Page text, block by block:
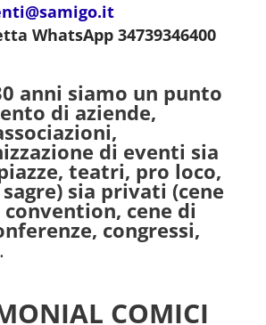
WhatsApp 34739346400
anni siamo un punto
di aziende,
di eventi sia
teatri, pro loco,
sagre) sia privati (cene
cene di
congressi,
COMICI